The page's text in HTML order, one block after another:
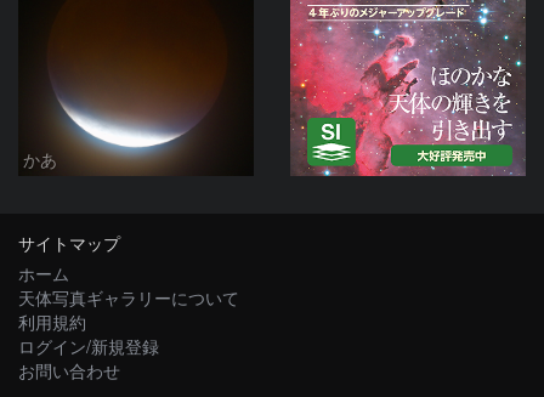
かあ
サイトマップ
ホーム
天体写真ギャラリーについて
利用規約
ログイン/新規登録
お問い合わせ